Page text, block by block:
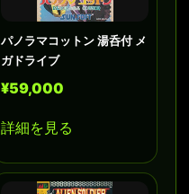
パノラマコットン 湯呑付 メ
ガドライブ
¥59,000
詳細を見る